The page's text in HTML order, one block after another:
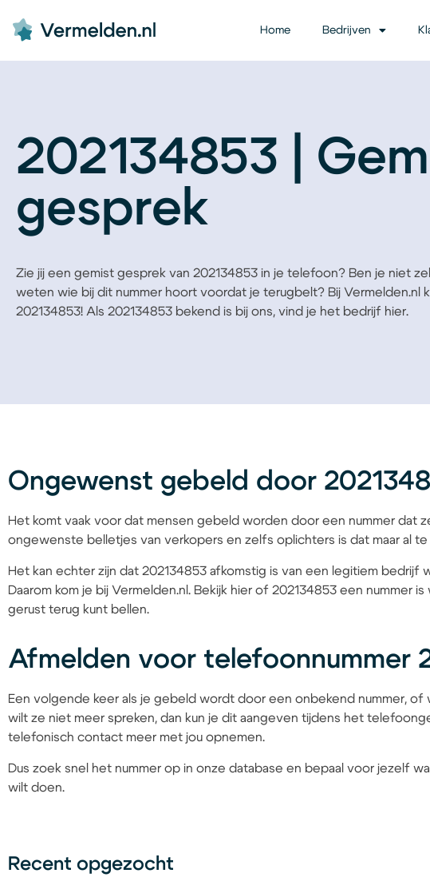
Home Bedrijven
202134853 |
gesprek
Zie jij een gemist gesprek van 202134853 in je telefoon? Ben je niet
weten wie bij dit nummer hoort voordat je terugbelt? Bij Vermelden.nl
202134853! Als 202134853 bekend is bij ons, vind je het bedrijf hier.
Ongewenst gebeld door
Het komt vaak voor dat mensen gebeld worden door een nummer dat
ongewenste belletjes van verkopers en zelfs oplichters is dat maar al
Het kan echter zijn dat 202134853 afkomstig is van een legitiem bedrijf
Daarom kom je bij Vermelden.nl. Bekijk hier of 202134853 een nummer
gerust terug kunt bellen.
Afmelden voor telefoonnummer
Een volgende keer als je gebeld wordt door een onbekend nummer, of
wilt ze niet meer spreken, dan kun je dit aangeven tijdens het
telefonisch contact meer met jou opnemen.
Dus zoek snel het nummer op in onze database en bepaal voor jezelf
wilt doen.
Recent opgezocht